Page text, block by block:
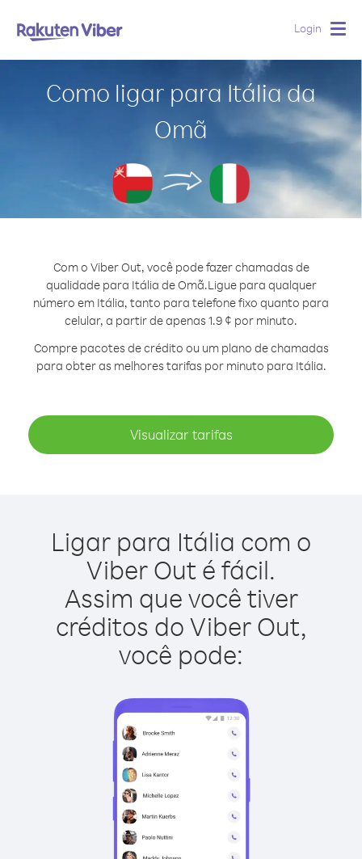
Login
Como ligar para Itália da
Omã
Com o Viber Out, você pode fazer chamadas de
qualidade para Itália de Omã.Ligue para qualquer
número em Itália, tanto para telefone fixo quanto para
celular, a partir de apenas 1.9 ¢ por minuto.
Compre pacotes de crédito ou um plano de chamadas
para obter as melhores tarifas por minuto para Itália.
Visualizar tarifas
Ligar para Itália com o
Viber Out é fácil.
Assim que você tiver
créditos do Viber Out,
você pode: